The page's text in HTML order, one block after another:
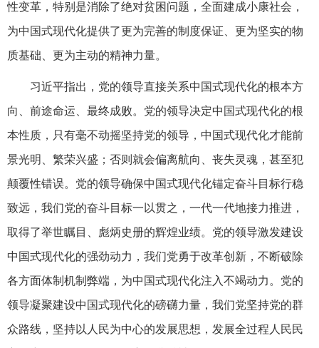
性变革，特别是消除了绝对贫困问题，全面建成小康社会，
为中国式现代化提供了更为完善的制度保证、更为坚实的物
质基础、更为主动的精神力量。
习近平指出，党的领导直接关系中国式现代化的根本方
向、前途命运、最终成败。党的领导决定中国式现代化的根
本性质，只有毫不动摇坚持党的领导，中国式现代化才能前
景光明、繁荣兴盛；否则就会偏离航向、丧失灵魂，甚至犯
颠覆性错误。党的领导确保中国式现代化锚定奋斗目标行稳
致远，我们党的奋斗目标一以贯之，一代一代地接力推进，
取得了举世瞩目、彪炳史册的辉煌业绩。党的领导激发建设
中国式现代化的强劲动力，我们党勇于改革创新，不断破除
各方面体制机制弊端，为中国式现代化注入不竭动力。党的
领导凝聚建设中国式现代化的磅礴力量，我们党坚持党的群
众路线，坚持以人民为中心的发展思想，发展全过程人民民